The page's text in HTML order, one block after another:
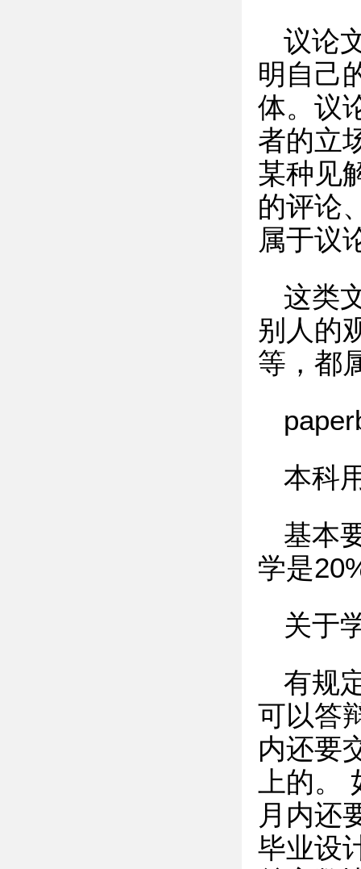
议论
明自己
体。议
者的立
某种见
的评论
属于议
这类
别人的
等，都
本科
基本
学是
关于
有规
可以答
内还要
上的
月内还
毕业设